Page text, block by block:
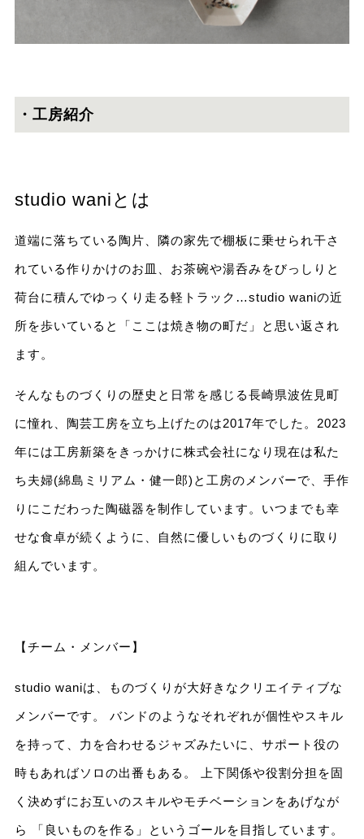
・工房紹介
studio waniとは
道端に落ちている陶片、隣の家先で棚板に乗せられ干さ
れている作りかけのお皿、お茶碗や湯呑みをびっしりと
荷台に積んでゆっくり走る軽トラック…studio waniの近
所を歩いていると「ここは焼き物の町だ」と思い返され
ます。
そんなものづくりの歴史と日常を感じる長崎県波佐見町
に憧れ、陶芸工房を立ち上げたのは2017年でした。2023
年には工房新築をきっかけに株式会社になり現在は私た
ち夫婦(綿島ミリアム・健一郎)と工房のメンバーで、手作
りにこだわった陶磁器を制作しています。いつまでも幸
せな食卓が続くように、自然に優しいものづくりに取り
組んでいます。
【チーム・メンバー】
studio waniは、ものづくりが大好きなクリエイティブな
メンバーです。 バンドのようなそれぞれが個性やスキル
を持って、力を合わせるジャズみたいに、サポート役の
時もあればソロの出番もある。 上下関係や役割分担を固
く決めずにお互いのスキルやモチベーションをあげなが
ら 「良いものを作る」というゴールを目指しています。